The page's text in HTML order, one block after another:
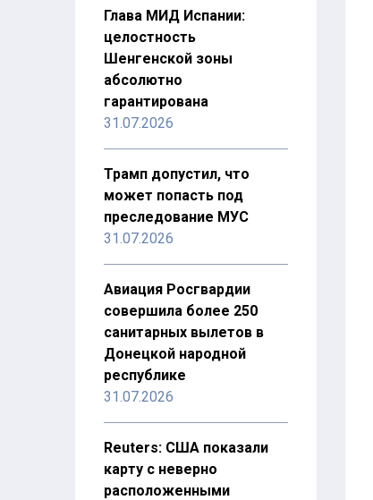
Глава МИД Испании:
целостность
Шенгенской зоны
абсолютно
гарантирована
31.07.2026
Трамп допустил, что
может попасть под
преследование МУС
31.07.2026
Авиация Росгвардии
совершила более 250
санитарных вылетов в
Донецкой народной
республике
31.07.2026
Reuters: США показали
карту с неверно
расположенными